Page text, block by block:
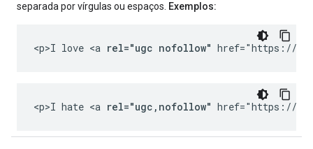
separada por vírgulas ou espaços. Exemplos:
<p>I love <a rel="ugc nofollow" href="https://
<p>I hate <a rel="ugc,nofollow" href="https://